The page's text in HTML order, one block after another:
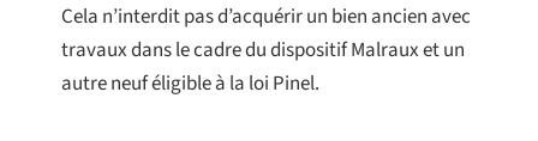
Cela n’interdit pas d’acquérir un bien ancien avec
travaux dans le cadre du dispositif Malraux et un
autre neuf éligible à la loi Pinel.